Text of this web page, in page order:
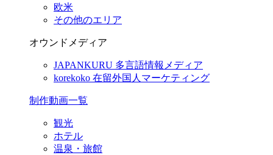
欧米
その他のエリア
オウンドメディア
JAPANKURU 多言語情報メディア
korekoko 在留外国人マーケティング
制作動画一覧
観光
ホテル
温泉・旅館